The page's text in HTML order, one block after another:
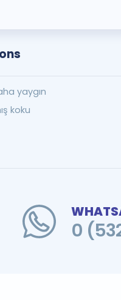
yaygın
koku
0